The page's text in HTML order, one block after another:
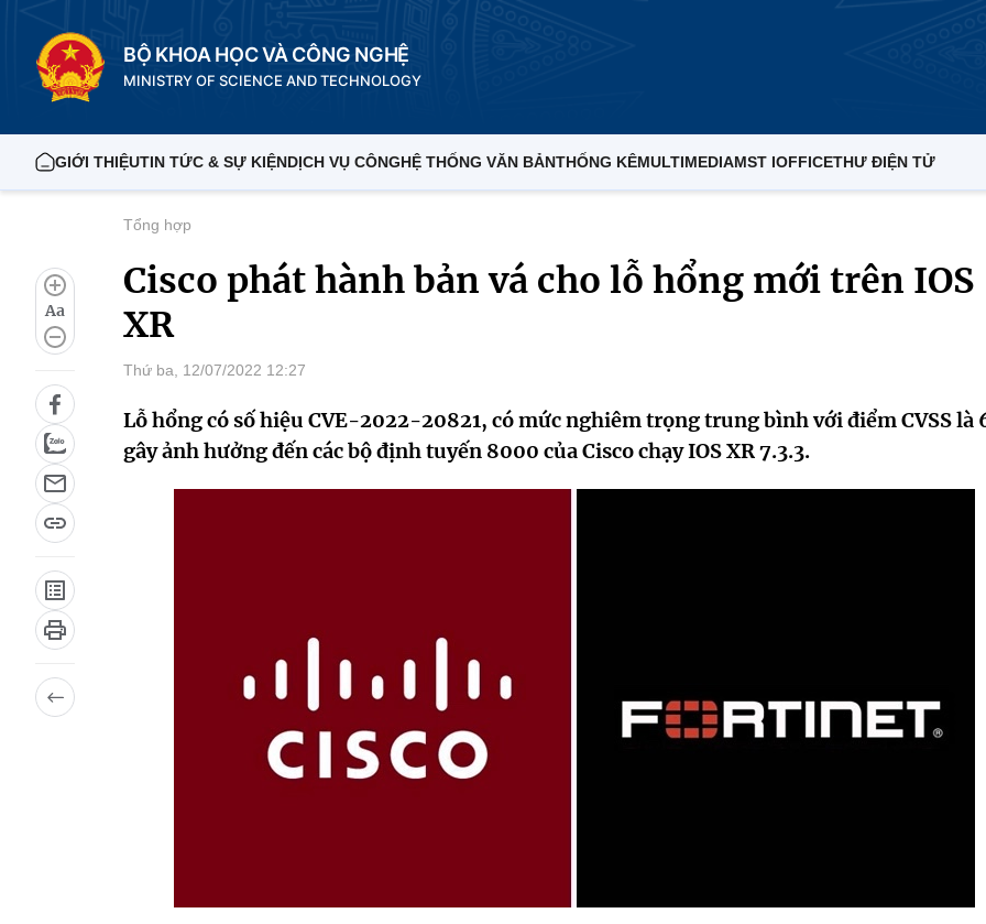
BỘ KHOA HỌC VÀ CÔNG NGHỆ
MINISTRY OF SCIENCE AND TECHNOLOGY
GIỚI THIỆUTIN TỨC & SỰ KIỆNDỊCH VỤ CÔNGHỆ THỐNG VĂN BẢNTHỐNG KÊMULTIMEDIAMST IOFFICETHƯ ĐIỆN TỬ
Aa
Tổng hợp
Cisco phát hành bản vá cho lỗ hổng mới trên IOS
XR
Thứ ba, 12/07/2022 12:27
Lỗ hổng có số hiệu CVE-2022-20821, có mức nghiêm trọng trung bình với điểm CVSS là
gây ảnh hưởng đến các bộ định tuyến 8000 của Cisco chạy IOS XR 7.3.3.